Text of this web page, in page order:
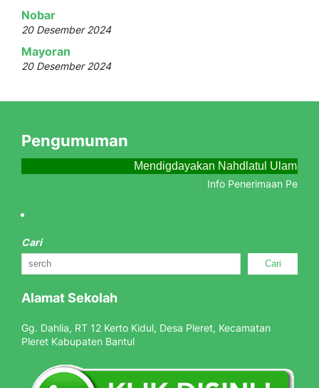
Nobar
20 Desember 2024
Mayoran
20 Desember 2024
Pengumuman
Mendigdayakan Nahdlatul Ulama
Info Penerimaan
Cari
Cari
Alamat Sekolah
Gg. Dahlia, RT 12 Kerto Kidul, Desa Pleret, Kecamatan
Pleret Kabupaten Bantul